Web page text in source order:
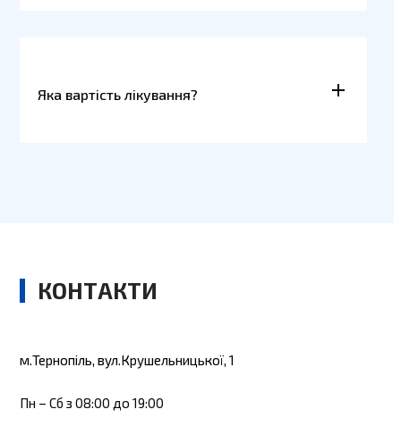
Яка вартість лікування?
КОНТАКТИ
м.Тернопіль, вул.Крушельницької, 1
Пн – Сб з 08:00 до 19:00